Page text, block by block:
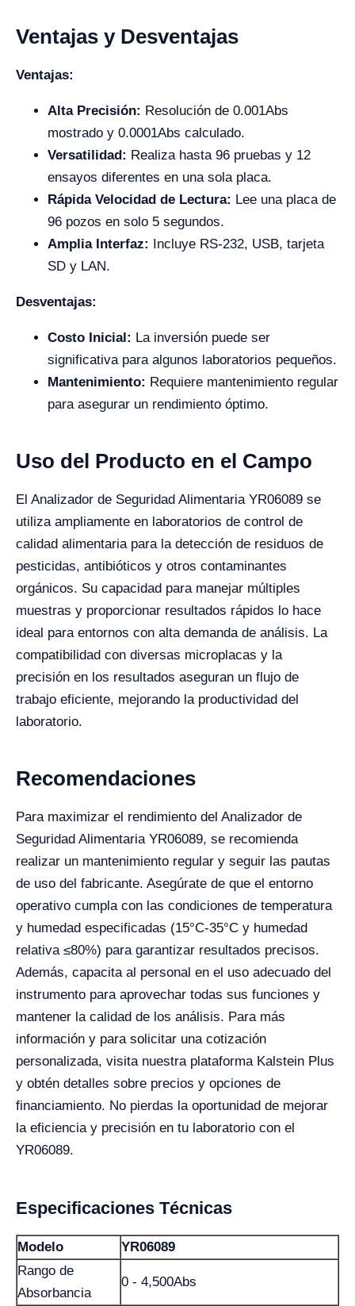
Ventajas y Desventajas
Ventajas:
Alta Precisión: Resolución de 0.001Abs
mostrado y 0.0001Abs calculado.
Versatilidad: Realiza hasta 96 pruebas y 12
ensayos diferentes en una sola placa.
Rápida Velocidad de Lectura: Lee una placa de
96 pozos en solo 5 segundos.
Amplia Interfaz:
Incluye RS-232, USB, tarjeta
SD y LAN.
Desventajas:
Costo Inicial: La inversión puede ser
significativa para algunos laboratorios pequeños.
Mantenimiento: Requiere mantenimiento regular
para asegurar un rendimiento óptimo.
Uso del Producto en el Campo
El Analizador de Seguridad Alimentaria YR06089 se
utiliza ampliamente en laboratorios de control de
calidad alimentaria para la detección de residuos de
pesticidas, antibióticos y otros contaminantes
orgánicos. Su capacidad para manejar múltiples
muestras y proporcionar resultados rápidos lo hace
ideal para entornos con alta demanda de análisis. La
compatibilidad con diversas microplacas y la
precisión en los resultados aseguran un flujo de
trabajo eficiente, mejorando la productividad del
laboratorio.
Recomendaciones
Para maximizar el rendimiento del Analizador de
Seguridad Alimentaria YR06089, se recomienda
realizar un mantenimiento regular y seguir las pautas
de uso del fabricante. Asegúrate de que el entorno
operativo cumpla con las condiciones de temperatura
y humedad especificadas (15°C-35°C y humedad
relativa ≤80%) para garantizar resultados precisos.
Además, capacita al personal en el uso adecuado del
instrumento para aprovechar todas sus funciones y
mantener la calidad de los análisis. Para más
información y para solicitar una cotización
personalizada, visita nuestra plataforma Kalstein Plus
y obtén detalles sobre precios y opciones de
financiamiento. No pierdas la oportunidad de mejorar
la eficiencia y precisión en tu laboratorio con el
YR06089.
Especificaciones Técnicas
Modelo
YR06089
Rango de
Absorbancia
0 - 4,500Abs